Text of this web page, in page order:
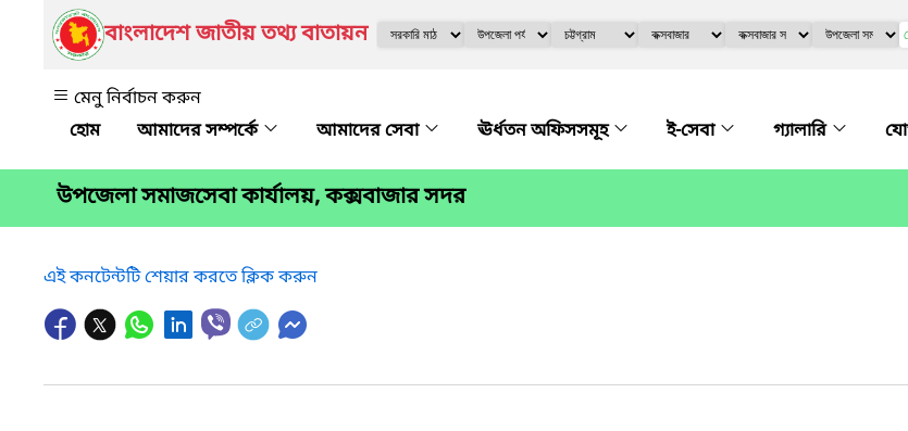
বাংলাদেশ জাতীয় তথ্য বাতায়ন
মেনু নির্বাচন করুন
আমাদের সম্পর্কে
আমাদের সেবা ঊর্ধতন অফিসসমূহ ই-সেবা গ্যালারি
উপজেলা সমাজসেবা কার্যালয়, কক্সবাজার সদর
এই কনটেন্টটি শেয়ার করতে ক্লিক করুন